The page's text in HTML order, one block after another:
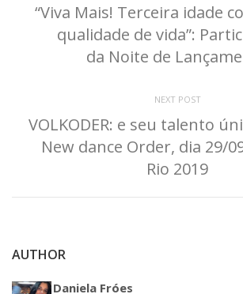
“Viva Mais! Terceira idade
qualidade de vida”:
da Noite de
NEXT POST
VOLKODER: e seu talento
New dance Order, dia 29/
Rio 2019
AUTHOR
Daniela Fróes